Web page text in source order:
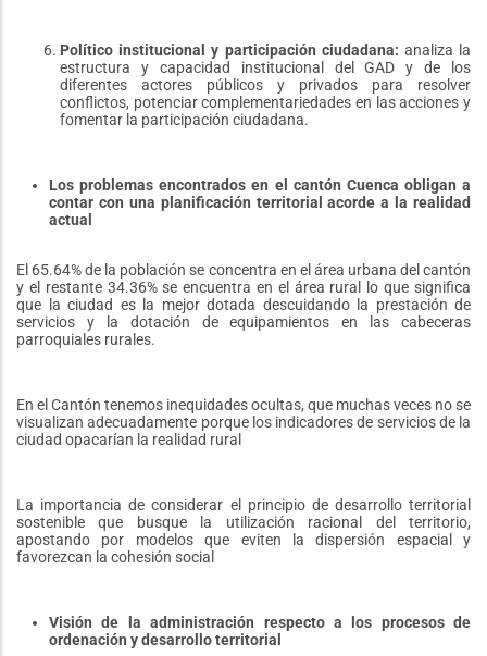
Político institucional y participación ciudadana: analiza la
estructura y capacidad institucional del GAD y de los
diferentes actores públicos y privados para resolver
conflictos, potenciar complementariedades en las acciones y
fomentar la participación ciudadana.
Los problemas encontrados en el cantón Cuenca obligan a
contar con una planificación territorial acorde a la realidad
actual
El 65.64% de la población se concentra en el área urbana del cantón
y el restante 34.36% se encuentra en el área rural lo que significa
que la ciudad es la mejor dotada descuidando la prestación de
servicios y la dotación de equipamientos en las cabeceras
parroquiales rurales.
En el Cantón tenemos inequidades ocultas, que muchas veces no se
visualizan adecuadamente porque los indicadores de servicios de la
ciudad opacarían la realidad rural
La importancia de considerar el principio de desarrollo territorial
sostenible que busque la utilización racional del territorio,
apostando por modelos que eviten la dispersión espacial y
favorezcan la cohesión social
Visión de la administración respecto a los procesos de
ordenación y desarrollo territorial